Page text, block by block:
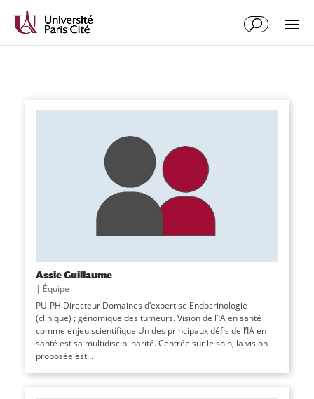
Assie Guillaume
| Équipe
PU-PH Directeur Domaines d’expertise Endocrinologie
(clinique) ; génomique des tumeurs. Vision de l’IA en santé
comme enjeu scientifique Un des principaux défis de l’IA en
santé est sa multidisciplinarité. Centrée sur le soin, la vision
proposée est...